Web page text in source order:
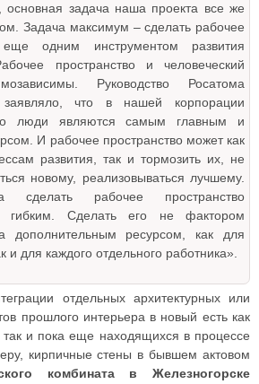
основная задача наша проекта все же
Задача максимум – сделать рабочее
еще одним инструментом развития
пространство и человеческий
Руководство Росатома
заявляло, что в нашей корпорации
люди являются самым главным и
И рабочее пространство может как
развития, так и тормозить их, не
новому, реализовываться лучшему.
сделать рабочее пространство
гибким. Сделать его не фактором
дополнительным ресурсом, как для
и для каждого отдельного работника».
отдельных архитектурных или
прошлого интерьера в новый есть как
и пока еще находящихся в процессе
кирпичные стены в бывшем актовом
комбината в Железногорске